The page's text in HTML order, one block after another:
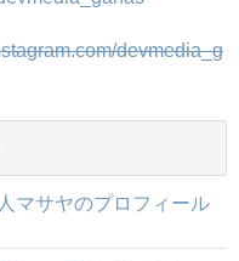
devmedia_g
マサヤのプロフィール